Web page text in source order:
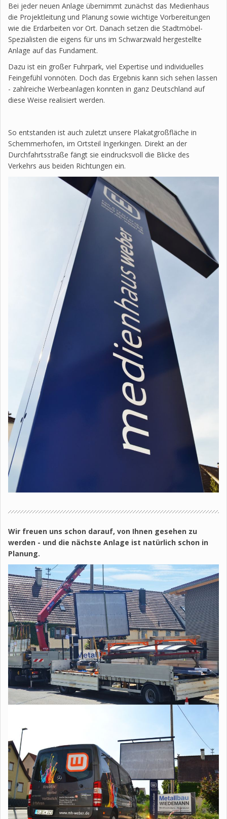
Bei jeder neuen Anlage übernimmt zunächst das Medienhaus
die Projektleitung und Planung sowie wichtige Vorbereitungen
wie die Erdarbeiten vor Ort. Danach setzen die Stadtmöbel-
Spezialisten die eigens für uns im Schwarzwald hergestellte
Anlage auf das Fundament.
Dazu ist ein großer Fuhrpark, viel Expertise und individuelles
Feingefühl vonnöten. Doch das Ergebnis kann sich sehen lassen
- zahlreiche Werbeanlagen konnten in ganz Deutschland auf
diese Weise realisiert werden.
So entstanden ist auch zuletzt unsere Plakatgroßfläche in
Schemmerhofen, im Ortsteil Ingerkingen. Direkt an der
Durchfahrtsstraße fängt sie eindrucksvoll die Blicke des
Verkehrs aus beiden Richtungen ein.
Wir freuen uns schon darauf, von Ihnen gesehen zu
werden - und die nächste Anlage ist natürlich schon in
Planung.